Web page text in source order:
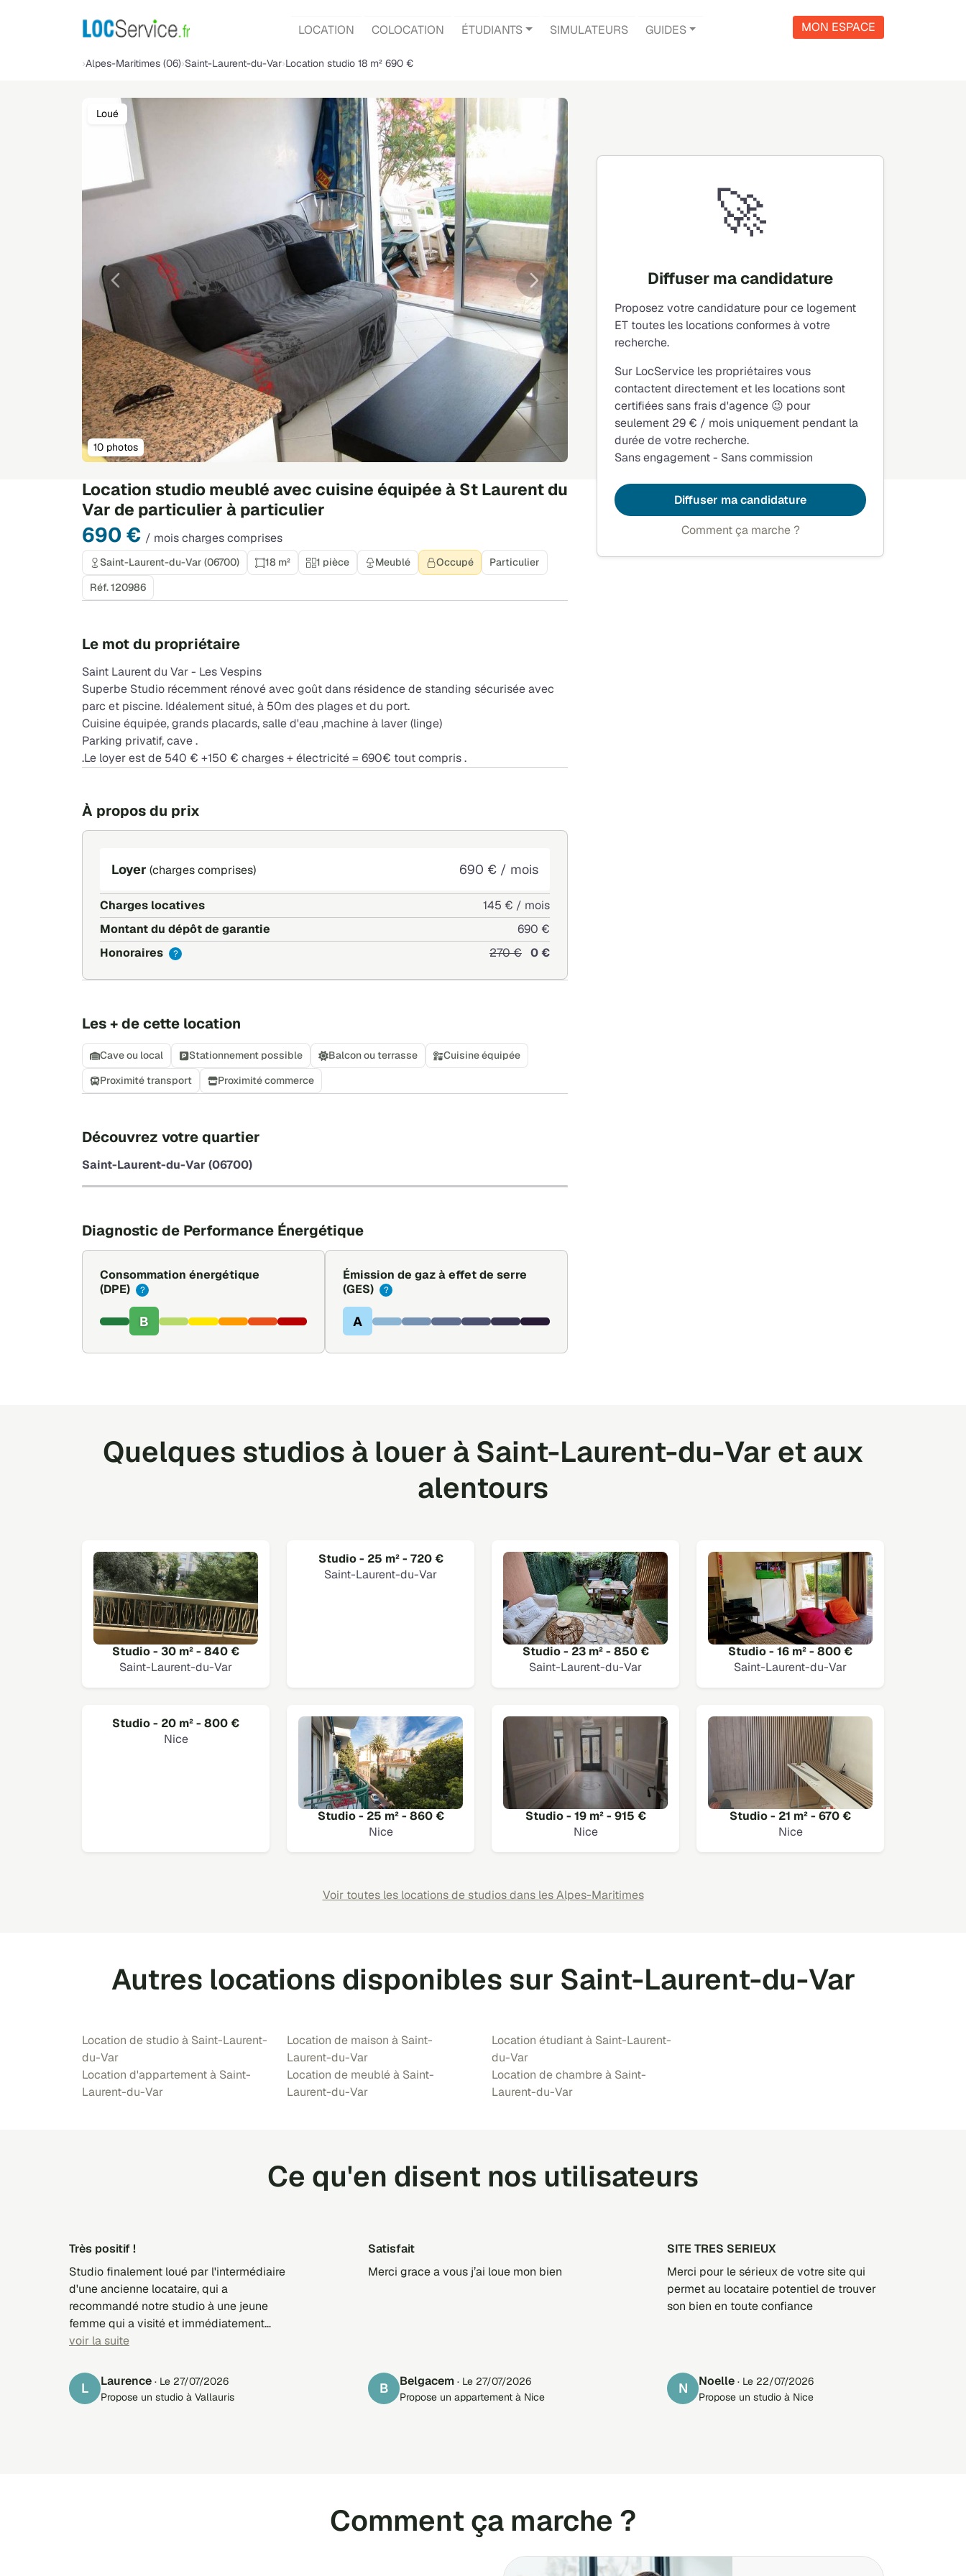
LOCATION COLOCATION ÉTUDIANTS SIMULATEURS GUIDES MON ESPACE
Alpes-Maritimes (06) Saint-Laurent-du-Var Location studio 18 m² 690 €
Location studio meublé avec cuisine équipée à St Laurent du
Var de particulier à particulier
690 € / mois charges comprises
Précédente Suivante
10 photos
Loué
Saint-Laurent-du-Var (06700) 18 m² 1 pièce Meublé Occupé
Particulier
Réf. 120986
Le mot du propriétaire
Saint Laurent du Var - Les Vespins
Superbe Studio récemment rénové avec goût dans résidence de standing sécurisée avec
parc et piscine. Idéalement situé, à 50m des plages et du port.
Cuisine équipée, grands placards, salle d'eau ,machine à laver (linge)
Parking privatif, cave .
.Le loyer est de 540 € +150 € charges + électricité = 690€ tout compris .
À propos du prix
Loyer (charges comprises) 690 € / mois
Charges locatives
145 € / mois
Montant du dépôt de garantie
690 €
Honoraires
? 270 € 0 €
Les + de cette location
Cave ou local Stationnement possible Balcon ou terrasse
Cuisine équipée
Proximité transport
Proximité commerce
Découvrez votre quartier
Saint-Laurent-du-Var (06700)
Diagnostic de Performance Énergétique
Consommation énergétique
(DPE)
?
B
Émission de gaz à effet de serre
(GES)
?
A
🚀
Diffuser ma candidature
Proposez votre candidature pour ce logement
ET toutes les locations conformes à votre
recherche.
Sur LocService les propriétaires vous
contactent directement et les locations sont
certifiées sans frais d'agence 😉 pour
seulement 29 € / mois uniquement pendant la
durée de votre recherche.
Sans engagement - Sans commission
Diffuser ma candidature
Comment ça marche ?
Quelques studios à louer à Saint-Laurent-du-Var et aux
alentours
Studio - 30 m² - 840 €
Saint-Laurent-du-Var
Studio - 25 m² - 720 €
Saint-Laurent-du-Var
Studio - 23 m² - 850 €
Saint-Laurent-du-Var
Studio - 16 m² - 800 €
Saint-Laurent-du-Var
Studio - 20 m² - 800 €
Nice
Studio - 25 m² - 860 €
Nice
Studio - 19 m² - 915 €
Nice
Studio - 21 m² - 670 €
Nice
Voir toutes les locations de studios dans les Alpes-Maritimes
Autres locations disponibles sur Saint-Laurent-du-Var
Location de studio à Saint-Laurent-
du-Var
Location d'appartement à Saint-
Laurent-du-Var
Location de maison à Saint-
Laurent-du-Var
Location de meublé à Saint-
Laurent-du-Var
Location étudiant à Saint-Laurent-
du-Var
Location de chambre à Saint-
Laurent-du-Var
Ce qu'en disent nos utilisateurs
Très positif !
Studio finalement loué par l'intermédiaire
d'une ancienne locataire, qui a
recommandé notre studio à une jeune
femme qui a visité et immédiatement
retenu. Depuis 3 ans sur ce site, et ayant
3 ans, nous sommes ravis des services
rendus par Loc Service, que nous
voir la suite
L Laurence · Le 27/07/2026
Propose un studio à Vallauris
Satisfait
Merci grace a vous j’ai loue mon bien
B Belgacem · Le 27/07/2026
Propose un appartement à Nice
SITE TRES SERIEUX
Merci pour le sérieux de votre site qui
permet au locataire potentiel de trouver
son bien en toute confiance
N Noelle · Le 22/07/2026
Propose un studio à Nice
Comment ça marche ?